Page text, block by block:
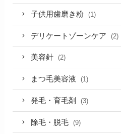
子供用歯磨き粉 (1)
デリケートゾーンケア (2)
美容針 (2)
まつ毛美容液 (1)
発毛・育毛剤 (3)
除毛・脱毛 (9)